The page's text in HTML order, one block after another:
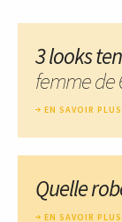
3 looks
femme de
EN SAVOIR PLUS
Quelle
EN SAVOIR PLUS